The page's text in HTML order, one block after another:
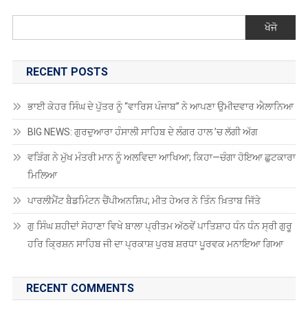
ਰੋਪੜ
ਵਿਖੇ
ਖੋਜੋ
RECENT POSTS
ਭਾਈ ਕੇਹਰ ਸਿੰਘ ਦੇ ਪੁੱਤਰ ਨੂੰ “ਵਾਰਿਸ ਪੰਜਾਬ” ਨੇ ਆਪਣਾ ਉਮੀਦਵਾਰ ਐਲਾਨਿਆ
BIG NEWS: ਗੁਰਦੁਆਰਾ ਹੰਸਾਲੀ ਸਾਹਿਬ ਦੇ ਲੰਗਰ ਹਾਲ ’ਚ ਲੱਗੀ ਅੱਗ
ਵੜਿੰਗ ਨੇ ਮੁੱਖ ਮੰਤਰੀ ਮਾਨ ਨੂੰ ਅਲਵਿਦਾ ਆਖਿਆ; ਕਿਹਾ—ਚੰਗਾ ਹੋਇਆ ਛੁਟਕਾਰਾ
ਮਿਲਿਆ
ਪਾਰਲੀਮੈਂਟ ਬੈਡਮਿੰਟਨ ਚੈਂਪੀਅਨਸ਼ਿਪ; ਮੀਤ ਹੇਅਰ ਨੇ ਤਿੰਨ ਖ਼ਿਤਾਬ ਜਿੱਤੇ
ਗੁ ਸਿੰਘ ਸ਼ਹੀਦਾਂ ਸੋਹਾਣਾ ਵਿਖੇ ਬਾਲਾ ਪ੍ਰੀਤਮ ਅੱਠਵੇਂ ਪਾਤਿਸ਼ਾਹ ਧੰਨ ਧੰਨ ਸ੍ਰੀ ਗੁਰੂ
ਹਰਿ ਕ੍ਰਿਸ਼ਨ ਸਾਹਿਬ ਜੀ ਦਾ ਪ੍ਰਕਾਸ਼ ਪੁਰਬ ਸ਼ਰਧਾ ਪੂਰਵਕ ਮਨਾਇਆ ਗਿਆ
RECENT COMMENTS